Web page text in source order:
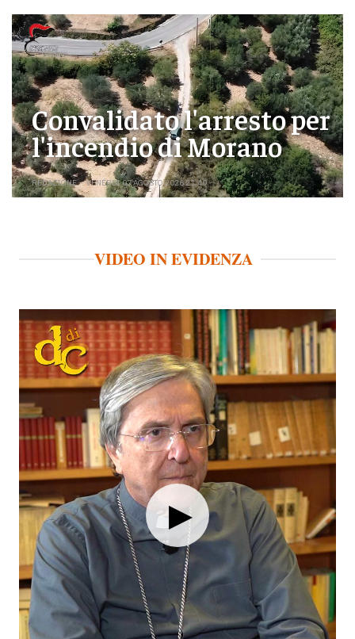
Convalidato l'arresto per
l'incendio di Morano
REDAZIONE VENERDÌ 07 AGOSTO 2026 21:40
VIDEO IN EVIDENZA